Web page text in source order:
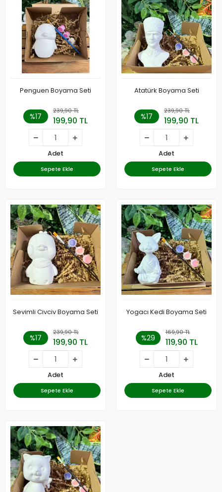
Penguen Boyama Seti
%17
239,90 TL
199,90 TL
Adet
Sepete Ekle
Atatürk Boyama Seti
%17
239,90 TL
199,90 TL
Adet
Sepete Ekle
Sevimli Civciv Boyama Seti
%17
239,90 TL
199,90 TL
Adet
Sepete Ekle
Yogacı Kedi Boyama Seti
%29
169,90 TL
119,90 TL
Adet
Sepete Ekle